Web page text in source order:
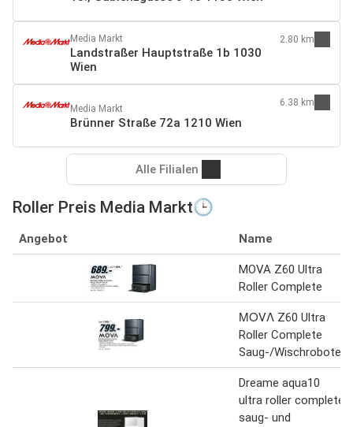
Media Markt
Landstraßer Hauptstraße 1b 1030
Wien
2.80 km
Media Markt
Brünner Straße 72a 1210 Wien
6.38 km
Alle Filialen
Roller Preis Media Markt🕒
Angebot Name
MOVA Z60 Ultra
Roller Complete
ΜΟVΛ Z60 Ultra
Roller Complete
Saug-/Wischroboter
Dreame aqua10
ultra roller complete
saug- und